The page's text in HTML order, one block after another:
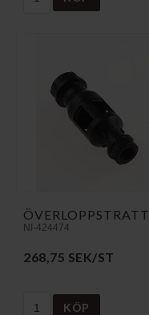
ÖVERLOPPSTRATT
NI-424474
268,75 SEK/ST
KÖP